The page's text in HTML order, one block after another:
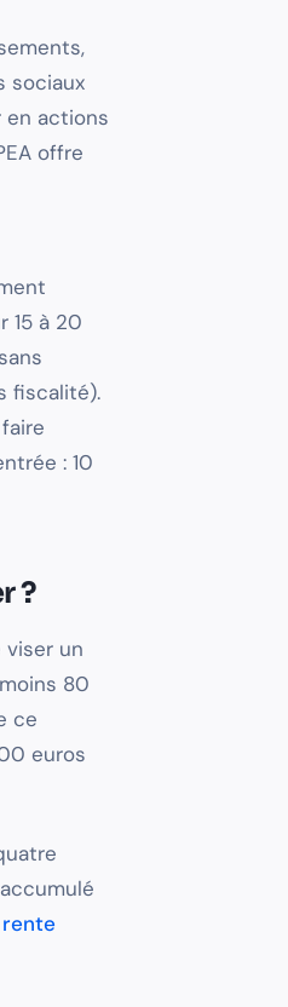
sociaux
en actions
offre
15 à 20
fiscalité).
: 10
?
un
80
ce
euros
rente